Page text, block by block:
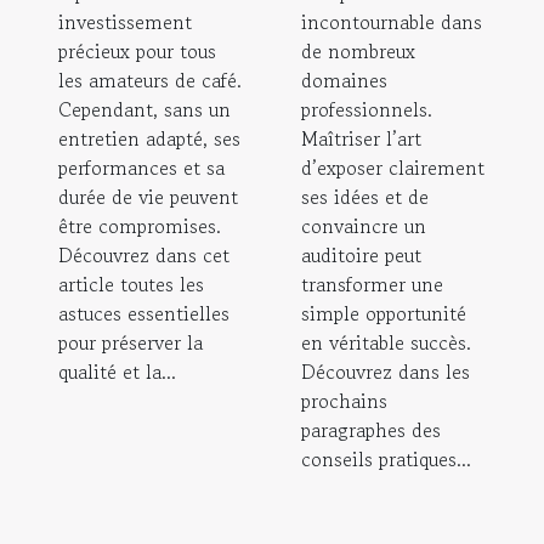
investissement
précieux pour tous
les amateurs de café.
Cependant, sans un
entretien adapté, ses
performances et sa
durée de vie peuvent
être compromises.
Découvrez dans cet
article toutes les
astuces essentielles
pour préserver la
qualité et la...
incontournable dans
de nombreux
domaines
professionnels.
Maîtriser l’art
d’exposer clairement
ses idées et de
convaincre un
auditoire peut
transformer une
simple opportunité
en véritable succès.
Découvrez dans les
prochains
paragraphes des
conseils pratiques...